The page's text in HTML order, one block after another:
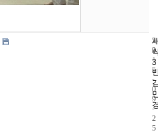
3
5
3
2
0
1
5
-
0
9
-
2
5